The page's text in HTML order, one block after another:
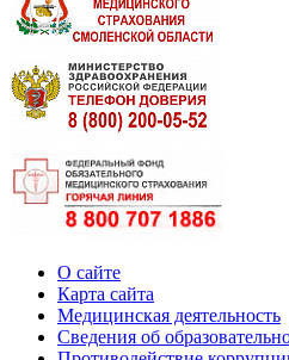
О сайте
Карта сайта
Медицинская деятельность
Сведения об